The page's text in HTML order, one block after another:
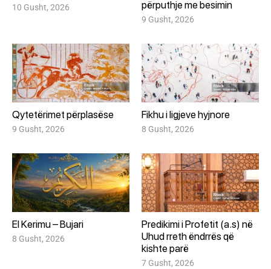
10 Gusht, 2026 përputhje me besimin
9 Gusht, 2026
Qytetërimet përplasëse
9 Gusht, 2026
Fikhu i ligjeve hyjnore
8 Gusht, 2026
El Kerimu – Bujari
8 Gusht, 2026
Predikimi i Profetit (a.s) në
Uhud rreth ëndrrës që
kishte parë
7 Gusht, 2026